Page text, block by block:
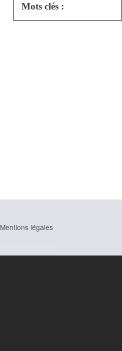
Mots clés :
Mentions légales